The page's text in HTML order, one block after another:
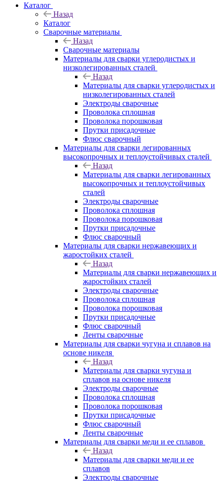
Каталог
Назад
Каталог
Сварочные материалы
Назад
Сварочные материалы
Материалы для сварки углеродистых и
низколегированных сталей
Назад
Материалы для сварки углеродистых и
низколегированных сталей
Электроды сварочные
Проволока сплошная
Проволока порошковая
Прутки присадочные
Флюс сварочный
Материалы для сварки легированных
высокопрочных и теплоустойчивых сталей
Назад
Материалы для сварки легированных
высокопрочных и теплоустойчивых
сталей
Электроды сварочные
Проволока сплошная
Проволока порошковая
Прутки присадочные
Флюс сварочный
Материалы для сварки нержавеющих и
жаростойких сталей
Назад
Материалы для сварки нержавеющих и
жаростойких сталей
Электроды сварочные
Проволока сплошная
Проволока порошковая
Прутки присадочные
Флюс сварочный
Ленты сварочные
Материалы для сварки чугуна и сплавов на
основе никеля
Назад
Материалы для сварки чугуна и
сплавов на основе никеля
Электроды сварочные
Проволока сплошная
Проволока порошковая
Прутки присадочные
Флюс сварочный
Ленты сварочные
Материалы для сварки меди и ее сплавов
Назад
Материалы для сварки меди и ее
сплавов
Электроды сварочные